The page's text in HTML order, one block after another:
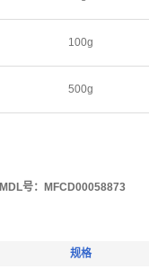
100g
500g
MDL号：MFCD00058873
规格